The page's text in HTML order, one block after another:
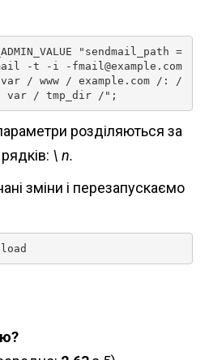
-t -i -fmail@example.com
/ www / example.com /: /
var / tmp_dir /";
розділяються за
\ n.
зміни і перезапускаємо